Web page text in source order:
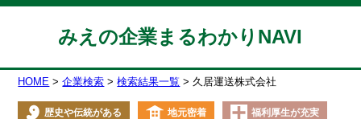
みえの企業まるわかりNAVI
HOME 企業検索 検索結果一覧 久居運送株式会社
歴史や伝統がある 地元密着 福利厚生が充実